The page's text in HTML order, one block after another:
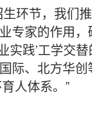
环节，我们
家的作用，
实践’工学交
际、北方华
人体系。”